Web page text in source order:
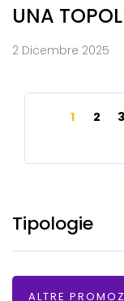
UNA
2 Dicembre 2025
1 2 3
Tipologie
ALTRE